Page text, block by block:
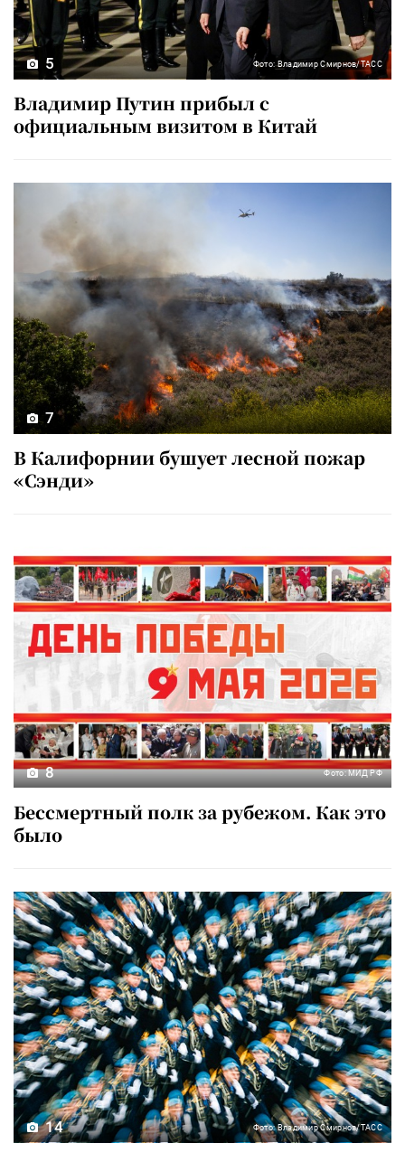
5 Фото: Владимир Смирнов/ТАСС
Владимир Путин прибыл с
официальным визитом в Китай
7
В Калифорнии бушует лесной пожар
«Сэнди»
8 Фото: МИД РФ
Бессмертный полк за рубежом. Как это
было
14 Фото: Владимир Смирнов/ТАСС